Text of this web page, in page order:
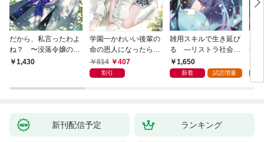
だから、私言ったわよ
ね？ 〜没落令嬢の案
外楽しい領地改革〜
1,430
学園一かわいい後輩の
命の恩人になったら、
通い妻になって関係を
迫ってくる。
814 407
割引
雑用スキルで生き延び
る —リストラ社会人
のソロダンジョン攻略
記—
1,650
新着 試読増量
私
戻
し
新刊配信予定 ランキング